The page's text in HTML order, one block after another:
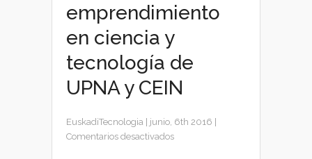
emprendimiento
en ciencia y
tecnología de
UPNA y CEIN
EuskadiTecnologia junio, 6th 2016
Comentarios desactivadosen